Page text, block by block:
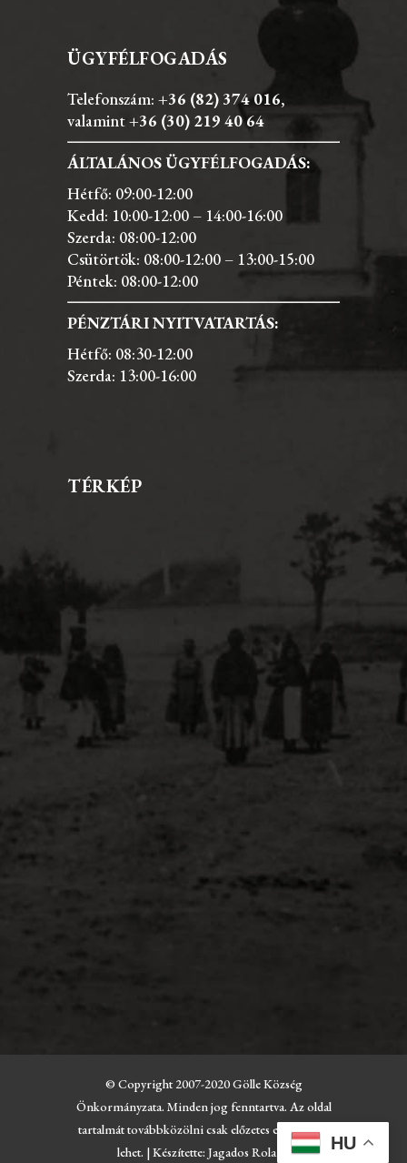
ÜGYFÉLFOGADÁS
Telefonszám: +36 (82) 374 016,
valamint+36 (30) 219 40 64
ÁLTALÁNOS ÜGYFÉLFOGADÁS:
Hétfő: 09:00-12:00
Kedd: 10:00-12:00 – 14:00-16:00
Szerda: 08:00-12:00
Csütörtök: 08:00-12:00 – 13:00-15:00
Péntek: 08:00-12:00
PÉNZTÁRI NYITVATARTÁS:
Hétfő: 08:30-12:00
Szerda: 13:00-16:00
TÉRKÉP
© Copyright 2007-2020 Gölle Község
Önkormányzata. Minden jog fenntartva. Az oldal
tartalmát továbbközölni csak előzetes engedéllyel
lehet. | Készítette: Jagados Roland
HU